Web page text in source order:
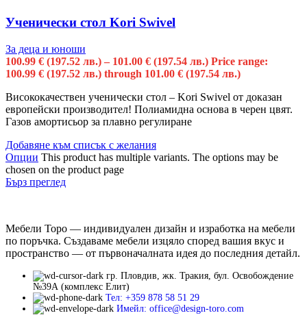
Ученически стол Kori Swivel
За деца и юноши
100.99 € (197.52 лв.) – 101.00 € (197.54 лв.) Price range:
100.99 € (197.52 лв.) through 101.00 € (197.54 лв.)
Висококачествен ученически стол – Kori Swivel от доказан
европейски производител! Полиамидна основа в черен цвят.
Газов амортисьор за плавно регулиране
Добавяне към списък с желания
Опции This product has multiple variants. The options may be
chosen on the product page
Бърз преглед
Мебели Торо — индивидуален дизайн и изработка на мебели
по поръчка. Създаваме мебели изцяло според вашия вкус и
пространство — от първоначалната идея до последния детайл.
гр. Пловдив, жк. Тракия, бул. Освобождение
№39А (комплекс Елит)
Тел: +359 878 58 51 29
Имейл: office@design-toro.com